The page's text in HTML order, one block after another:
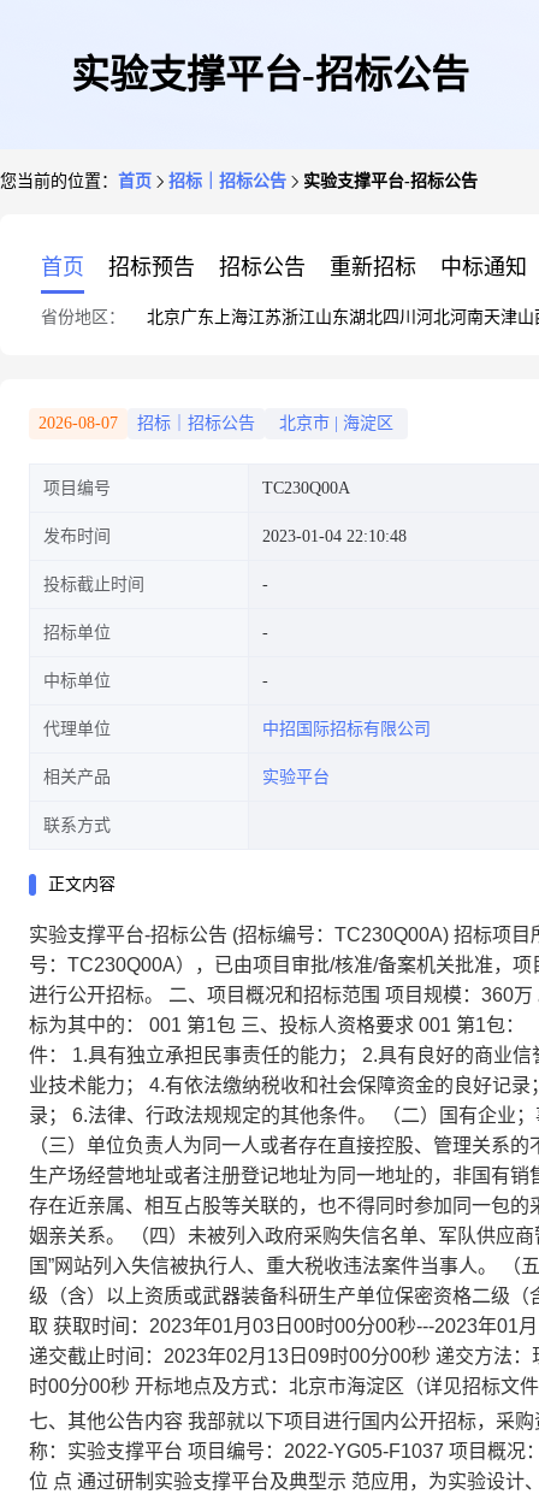
实验支撑平台-招标公告
您当前的位置： 首页 招标｜招标公告 实验支撑平台-招标公告
首页 招标预告 招标公告 重新招标 中标通知
省份地区： 北京广东 上海江苏浙江山东湖北四川 河北河南天津山
2026-08-07 招标｜招标公告 北京市 海淀区
项目编号 TC230Q00A
发布时间 2023-01-04 22:10:48
投标截止时间
招标单位
中标单位
代理单位 中招国际招标有限公司
相关产品 实验平台
联系方式
正文内容
实验支撑平台-招标公告 (招标编号：TC230Q00A) 招标项
号：TC230Q00A），已由项目审批/核准/备案机关批准，
进行公开招标。 二、项目概况和招标范围 项目规模：360
标为其中的： 001 第1包 三、投标人资格要求 001 第1包
件： 1.具有独立承担民事责任的能力； 2.具有良好的商业
业技术能力； 4.有依法缴纳税收和社会保障资金的良好记
录； 6.法律、行政法规规定的其他条件。 （二）国有企业
（三）单位负责人为同一人或者存在直接控股、管理关系
生产场经营地址或者注册登记地址为同一地址的，非国有
存在近亲属、相互占股等关联的，也不得同时参加同一包
姻亲关系。 （四）未被列入政府采购失信名单、军队供应
国”网站列入失信被执行人、重大税收违法案件当事人。
级（含）以上资质或武器装备科研生产单位保密资格二级
取 获取时间：2023年01月03日00时00分00秒---2023年01
递交截止时间：2023年02月13日09时00分00秒 递交方法
时00分00秒 开标地点及方式：北京市海淀区（详见招标文
七、其他公告内容 我部就以下项目进行国内公开招标，采
称：实验支撑平台 项目编号：2022-YG05-F1037 项目概况
位 点 通过研制实验支撑平台及典型示 范应用，为实验设